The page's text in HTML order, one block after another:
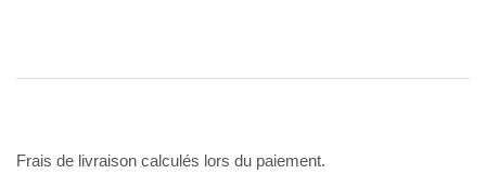
Frais de livraison calculés lors du paiement.